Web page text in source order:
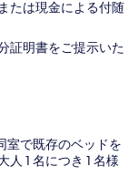
たは現金による付随
証明書をご提示いた
室で既存のベッドを
1 名につき 1 名様